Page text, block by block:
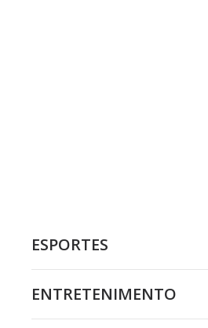
ESPORTES
ENTRETENIMENTO